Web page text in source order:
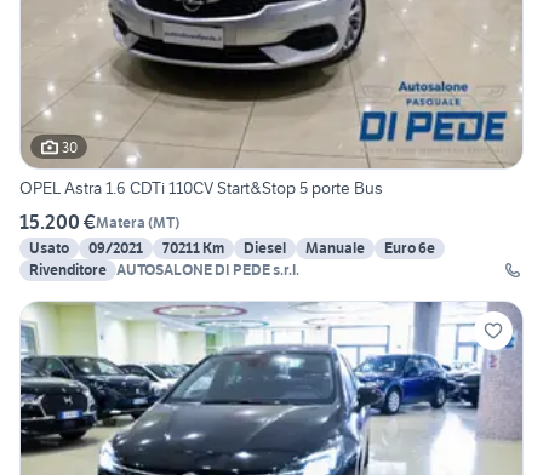
30
OPEL Astra 1.6 CDTi 110CV Start&Stop 5 porte Bus
15.200 €Matera (MT)
Usato
09/2021 70211 Km Diesel Manuale
Euro 6e
Rivenditore AUTOSALONE DI PEDE s.r.l.